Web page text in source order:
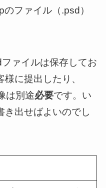
ファイル（.psd）
ァイルは保存してお
に提出したり、
は別途必要です。い
き出せばよいのでし